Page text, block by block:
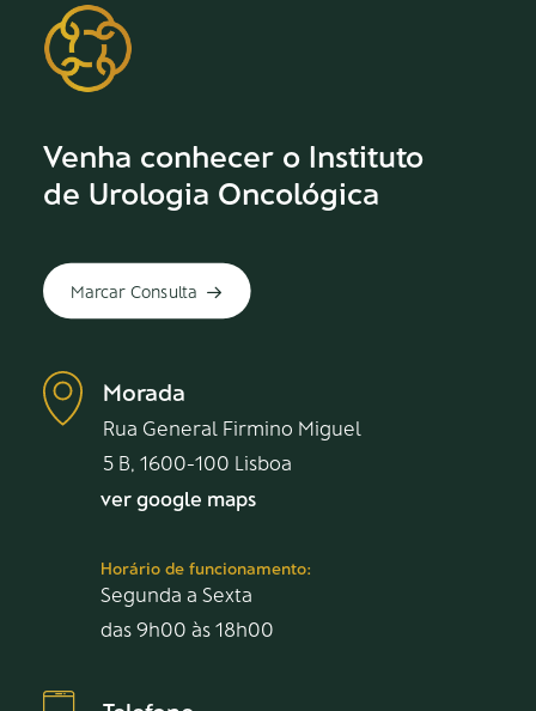
Venha conhecer o Instituto
de Urologia Oncológica
Marcar Consulta
Morada
Rua General Firmino Miguel
5 B, 1600-100 Lisboa
ver google maps
Horário de funcionamento:
Segunda a Sexta
das 9h00 às 18h00